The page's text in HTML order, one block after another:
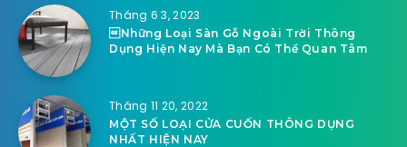
Tháng 6 3, 2023
Những Loại Sàn Gỗ Ngoài Trời Thông
Dụng Hiện Nay Mà Bạn Có Thể Quan Tâm
Tháng 11 20, 2022
MỘT SỐ LOẠI CỬA CUỐN THÔNG DỤNG
NHẤT HIỆN NAY